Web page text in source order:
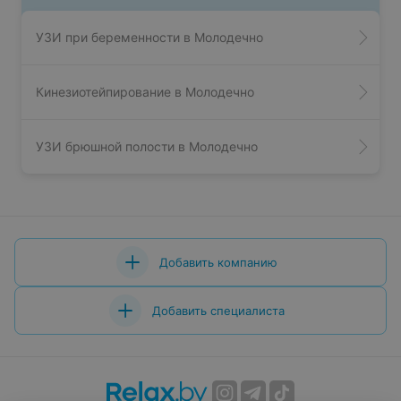
УЗИ при беременности в Молодечно
Кинезиотейпирование в Молодечно
УЗИ брюшной полости в Молодечно
Добавить компанию
Добавить специалиста